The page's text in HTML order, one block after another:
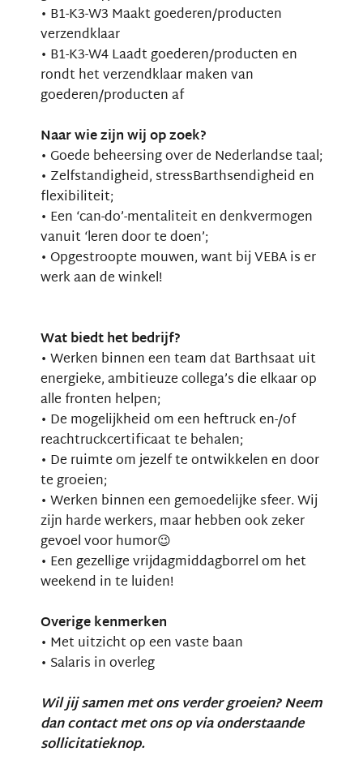
• B1-K3-W3 Maakt goederen/producten
verzendklaar
• B1-K3-W4 Laadt goederen/producten en
rondt het verzendklaar maken van
goederen/producten af
Naar wie zijn wij op zoek?
• Goede beheersing over de Nederlandse taal;
• Zelfstandigheid, stressBarthsendigheid en
flexibiliteit;
• Een ‘can-do’-mentaliteit en denkvermogen
vanuit ‘leren door te doen’;
• Opgestroopte mouwen, want bij VEBA is er
werk aan de winkel!
Wat biedt het bedrijf?
• Werken binnen een team dat Barthsaat uit
energieke, ambitieuze collega’s die elkaar op
alle fronten helpen;
• De mogelijkheid om een heftruck en-/of
reachtruckcertificaat te behalen;
• De ruimte om jezelf te ontwikkelen en door
te groeien;
• Werken binnen een gemoedelijke sfeer. Wij
zijn harde werkers, maar hebben ook zeker
gevoel voor humor😉
• Een gezellige vrijdagmiddagborrel om het
weekend in te luiden!
Overige kenmerken
• Met uitzicht op een vaste baan
• Salaris in overleg
Wil jij samen met ons verder groeien? Neem
dan contact met ons op via onderstaande
sollicitatieknop.